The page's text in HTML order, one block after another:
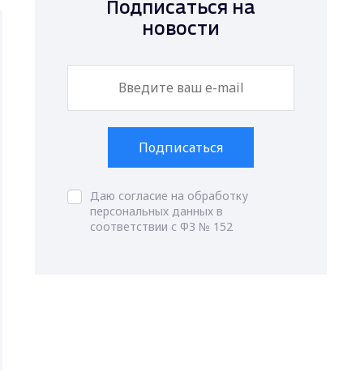
Подписаться на
новости
Подписаться
Даю согласие на обработку
персональных данных в
соответствии с ФЗ № 152